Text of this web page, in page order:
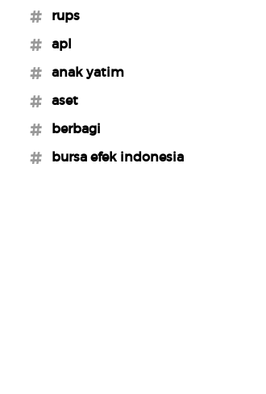
#rups
#apl
#anak yatim
#aset
#berbagi
#bursa efek indonesia